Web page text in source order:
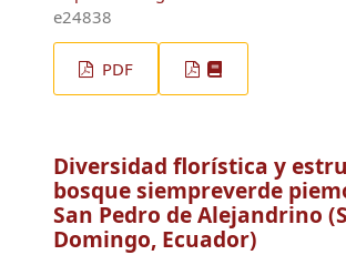
e24838
PDF
Diversidad florística y
bosque siempreverde
San Pedro de Alejandrino
Domingo, Ecuador)